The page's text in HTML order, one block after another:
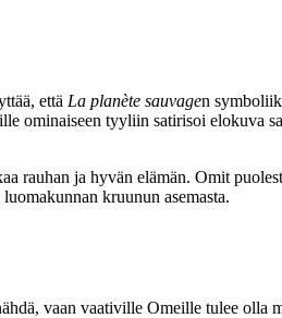
että La planète sauvagen
ominaiseen tyyliin satirisoi elokuva
rauhan ja hyvän elämän. Omit
kruunun asemasta.
vaan vaativille Omeille tulee olla